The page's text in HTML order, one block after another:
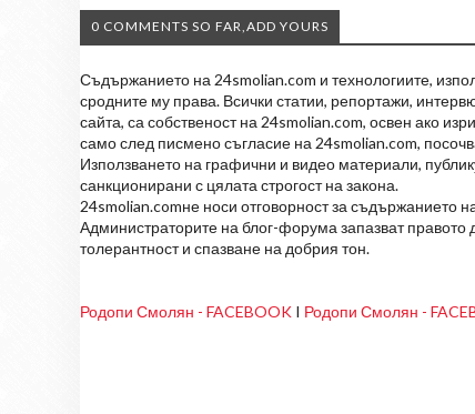
0 COMMENTS SO FAR,ADD YOURS
Съдържанието на 24smolian.com и технологиите,
сродните му права. Всички статии, репортажи,
сайта, са собственост на 24smolian.com, освен ако
само след писмено съгласие на 24smolian.com,
Използването на графични и видео материали,
санкционирани с цялата строгост на закона.
24smolian.comне носи отговорност за съдържанието
Администраторите на блог-форума запазват правото
толерантност и спазване на добрия тон.
Родопи Смолян - FACEBOOK I Родопи Смолян -